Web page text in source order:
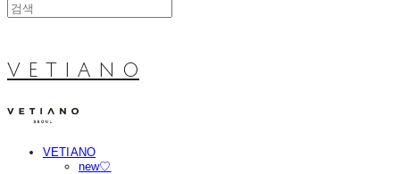
V E T I A N O
VETIANO
new♡